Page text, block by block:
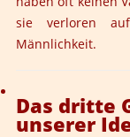
sie verloren
Männlichkeit.
Das dritte
unserer